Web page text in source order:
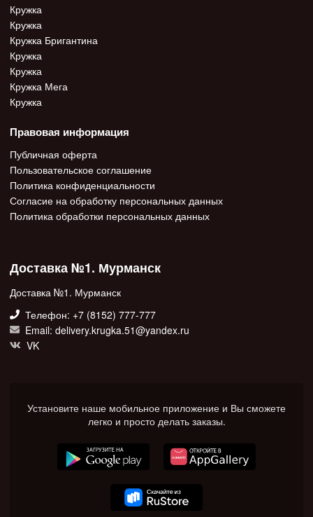
Кружка
Кружка
Кружка Бригантина
Кружка
Кружка
Кружка Мега
Кружка
Правовая информация
Публичная оферта
Пользовательское соглашение
Политика конфиденциальности
Согласие на обработку персональных данных
Политика обработки персональных данных
Доставка №1. Мурманск
Доставка №1. Мурманск
Телефон: +7 (8152) 777-777
Email: delivery.krugka.51@yandex.ru
VK
Установите наше мобильное приложение и Вы сможете
легко и просто делать заказы.